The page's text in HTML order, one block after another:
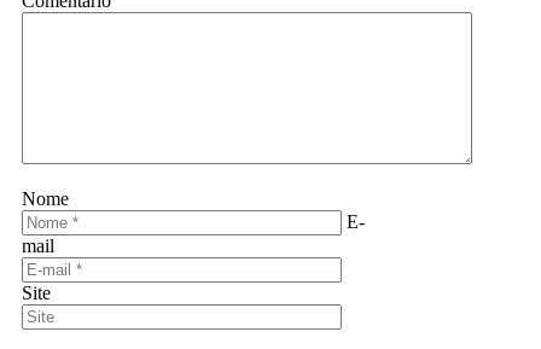
Nome
E-
mail
Site